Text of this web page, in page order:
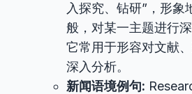
入探究、钻研”，形象
般，对某一主题进行
它常用于形容对文献
深入分析。
新闻语境例句: